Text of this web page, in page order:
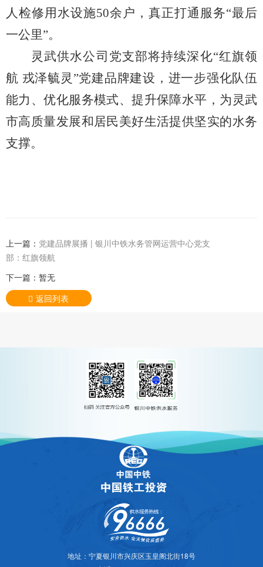
人检修用水设施50余户，真正打通服务“最后
一公里”。
灵武供水公司党支部将持续深化“红旗领
航 戎泽毓灵”党建品牌建设，进一步强化队伍
能力、优化服务模式、提升保障水平，为灵武
市高质量发展和居民美好生活提供坚实的水务
支撑。
上一篇： 党建品牌展播 | 银川中铁水务管网运营中心党支
部：红旗领航
下一篇：暂无
返回列表
地址：宁夏银川市兴庆区玉皇阁北街18号